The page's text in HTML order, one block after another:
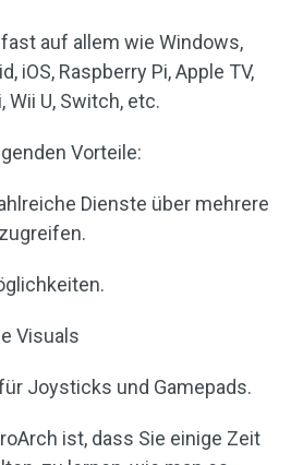
auf allem wie Windows,
iOS, Raspberry Pi, Apple TV,
Wii U, Switch, etc.
Vorteile:
Dienste über mehrere
Visuals
Joysticks und Gamepads.
ist, dass Sie einige Zeit